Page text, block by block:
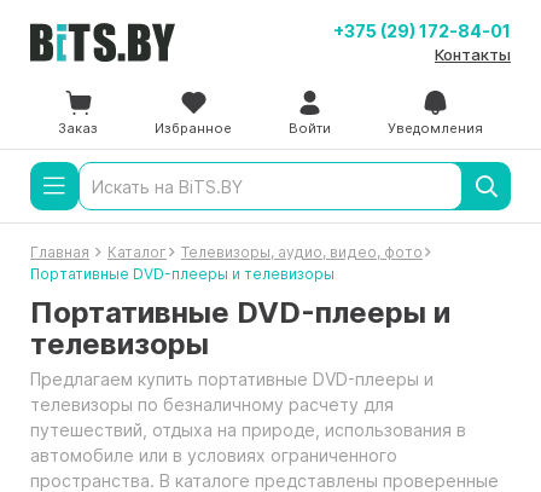
+375 (29) 172-84-01
Контакты
Заказ Избранное Войти Уведомления
Главная Каталог
Телевизоры, аудио, видео, фото
Портативные DVD-плееры и телевизоры
Портативные DVD-плееры и
телевизоры
Предлагаем купить портативные DVD-плееры и
телевизоры по безналичному расчету для
путешествий, отдыха на природе, использования в
автомобиле или в условиях ограниченного
пространства. В каталоге представлены проверенные